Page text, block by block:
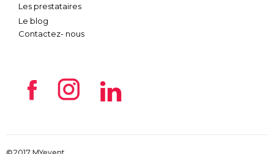
Les prestataires
Le blog
Contactez- nous